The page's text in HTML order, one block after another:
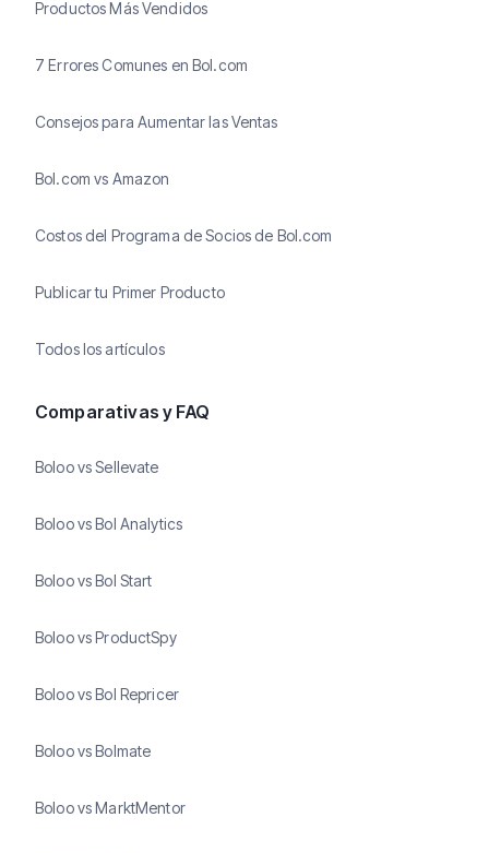
Productos Más Vendidos
7 Errores Comunes en Bol.com
Consejos para Aumentar las Ventas
Bol.com vs Amazon
Costos del Programa de Socios de Bol.com
Publicar tu Primer Producto
Todos los artículos
Comparativas y FAQ
Boloo vs Sellevate
Boloo vs Bol Analytics
Boloo vs Bol Start
Boloo vs ProductSpy
Boloo vs Bol Repricer
Boloo vs Bolmate
Boloo vs MarktMentor